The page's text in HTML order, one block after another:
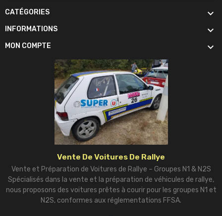
CATÉGORIES 
INFORMATIONS 
MON COMPTE 
Vente De Voitures De Rallye
Vente et Préparation de Voitures de Rallye – Groupes N1 & N2S
Spécialisés dans la vente et la préparation de véhicules de rallye,
nous proposons des voitures prêtes à courir pour les groupes N1 et
N2S, conformes aux réglementations FFSA.